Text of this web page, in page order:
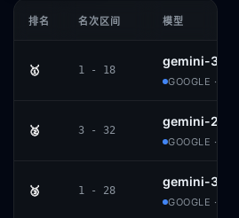
排名 名次区间 模型
🥇 1 - 18
gemini-3-
GOOGLE ·
🥈 3 - 32
gemini-
GOOGLE ·
🥉 1 - 28
gemini-3-
GOOGLE ·